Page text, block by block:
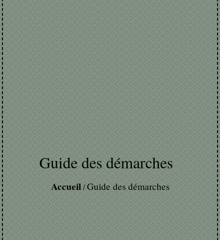
Guide des démarches
Accueil/Guide des démarches